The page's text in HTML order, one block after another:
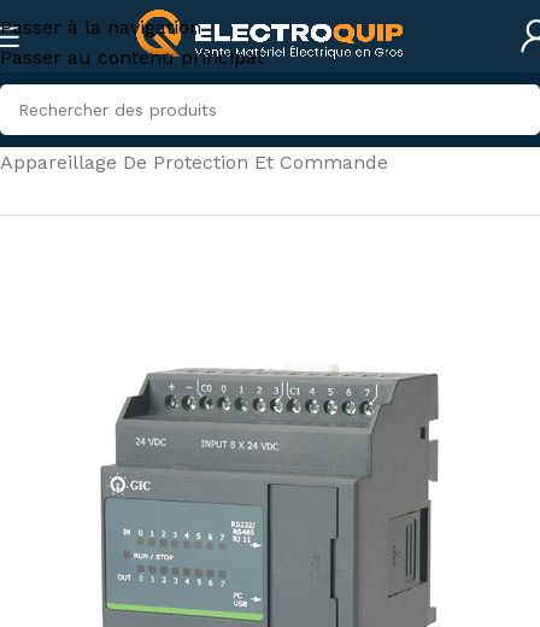
Passer à la navigation
Passer au contenu principal
Accueil/Électricité industrielle/
Appareillage De Protection Et Commande